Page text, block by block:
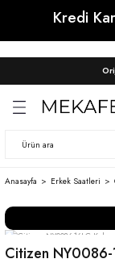
Kredi
Anasayfa Erkek Saatleri
Citizen